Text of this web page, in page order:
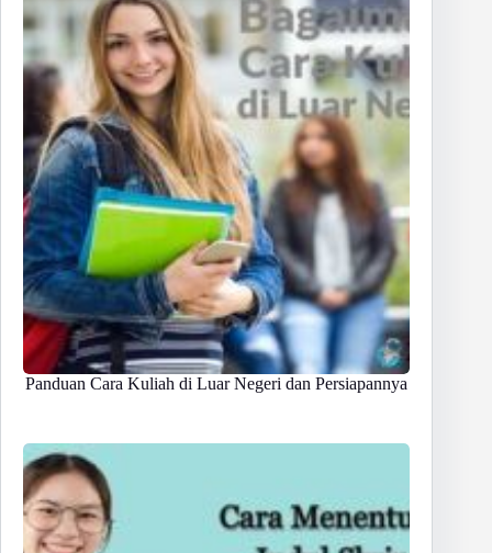
Panduan Cara Kuliah di Luar Negeri dan Persiapannya